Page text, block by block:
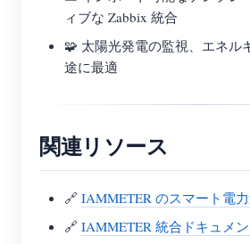
ィブな Zabbix 統合
🧩 太陽光発電の監視、エネル
途に最適
関連リソース
🔗 IAMMETER のスマート電
🔗 IAMMETER 統合ドキュメン